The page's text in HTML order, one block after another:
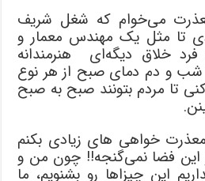
می‌خوام که شغل شریف
تا مثل یک مهندس معمار و
خلاق دیگه‌ای هنرمندانه
شب و دم دمای صبح از هر نوع
تا مردم بتونند صبح به صبح
معذرت خواهی های زیادی بکنم
این فضا نمی‌گنجه!! چون من و
این چیزاها رو بشنویم، ما